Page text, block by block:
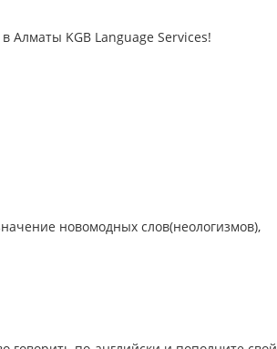
Алматы KGB Language Services!
новомодных слов(неологизмов),